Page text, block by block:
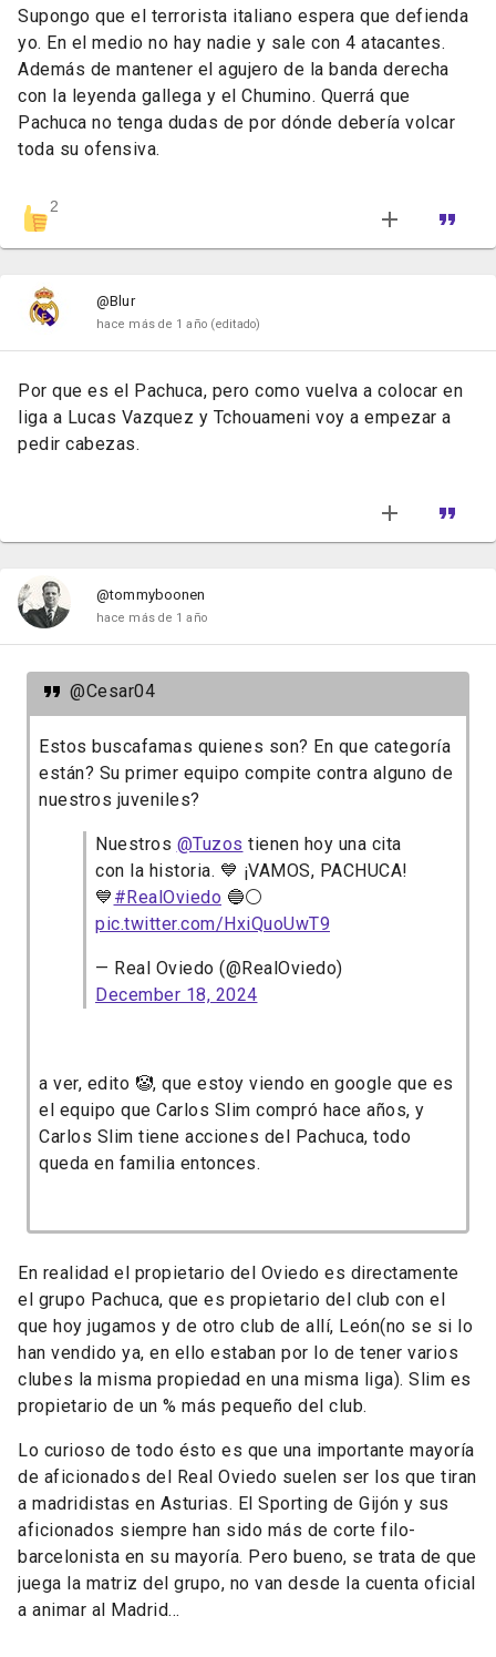
Supongo que el terrorista italiano espera que defienda
yo. En el medio no hay nadie y sale con 4 atacantes.
Además de mantener el agujero de la banda derecha
con la leyenda gallega y el Chumino. Querrá que
Pachuca no tenga dudas de por dónde debería volcar
toda su ofensiva.
2
@Blur
hace más de 1 año (editado)
Por que es el Pachuca, pero como vuelva a colocar en
liga a Lucas Vazquez y Tchouameni voy a empezar a
pedir cabezas.
@tommyboonen
hace más de 1 año
@Cesar04
Estos buscafamas quienes son? En que categoría
están? Su primer equipo compite contra alguno de
nuestros juveniles?
Nuestros @Tuzos tienen hoy una cita
con la historia. 💙 ¡VAMOS, PACHUCA!
💙 #RealOviedo 🔵⚪️
pic.twitter.com/HxiQuoUwT9
— Real Oviedo (@RealOviedo)
December 18, 2024
a ver, edito 🤡, que estoy viendo en google que es
el equipo que Carlos Slim compró hace años, y
Carlos Slim tiene acciones del Pachuca, todo
queda en familia entonces.
En realidad el propietario del Oviedo es directamente
el grupo Pachuca, que es propietario del club con el
que hoy jugamos y de otro club de allí, León(no se si lo
han vendido ya, en ello estaban por lo de tener varios
clubes la misma propiedad en una misma liga). Slim es
propietario de un % más pequeño del club.
Lo curioso de todo ésto es que una importante mayoría
de aficionados del Real Oviedo suelen ser los que tiran
a madridistas en Asturias. El Sporting de Gijón y sus
aficionados siempre han sido más de corte filo-
barcelonista en su mayoría. Pero bueno, se trata de que
juega la matriz del grupo, no van desde la cuenta oficial
a animar al Madrid...